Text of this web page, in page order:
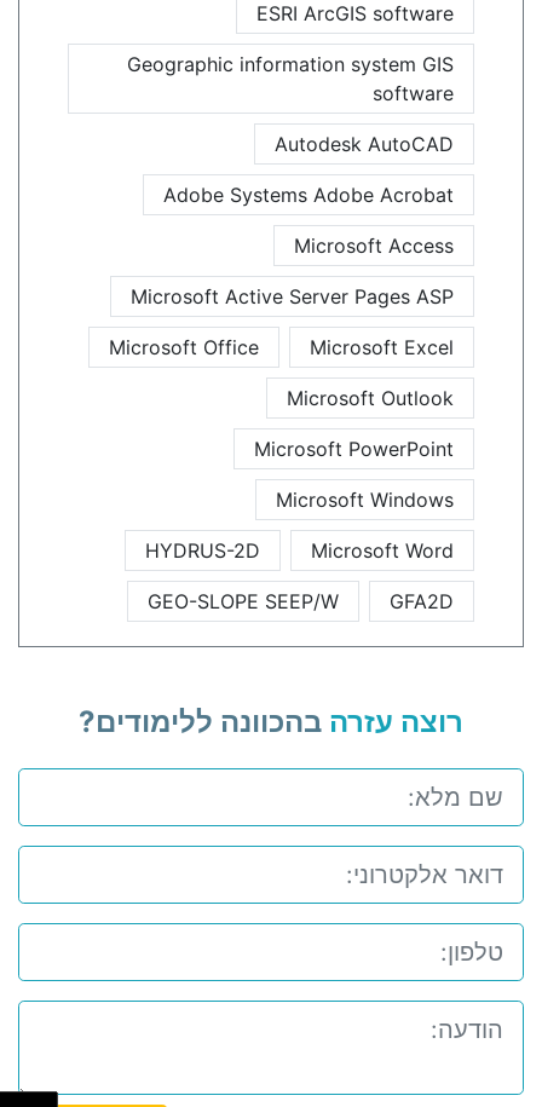
ESRI ArcGIS software
Geographic information system GIS
software
Autodesk AutoCAD
Adobe Systems Adobe Acrobat
Microsoft Access
Microsoft Active Server Pages ASP
Microsoft Excel
Microsoft Office
Microsoft Outlook
Microsoft PowerPoint
Microsoft Windows
Microsoft Word
HYDRUS-2D
GFA2D
GEO-SLOPE SEEP/W
רוצה עזרה בהכוונה ללימודים?